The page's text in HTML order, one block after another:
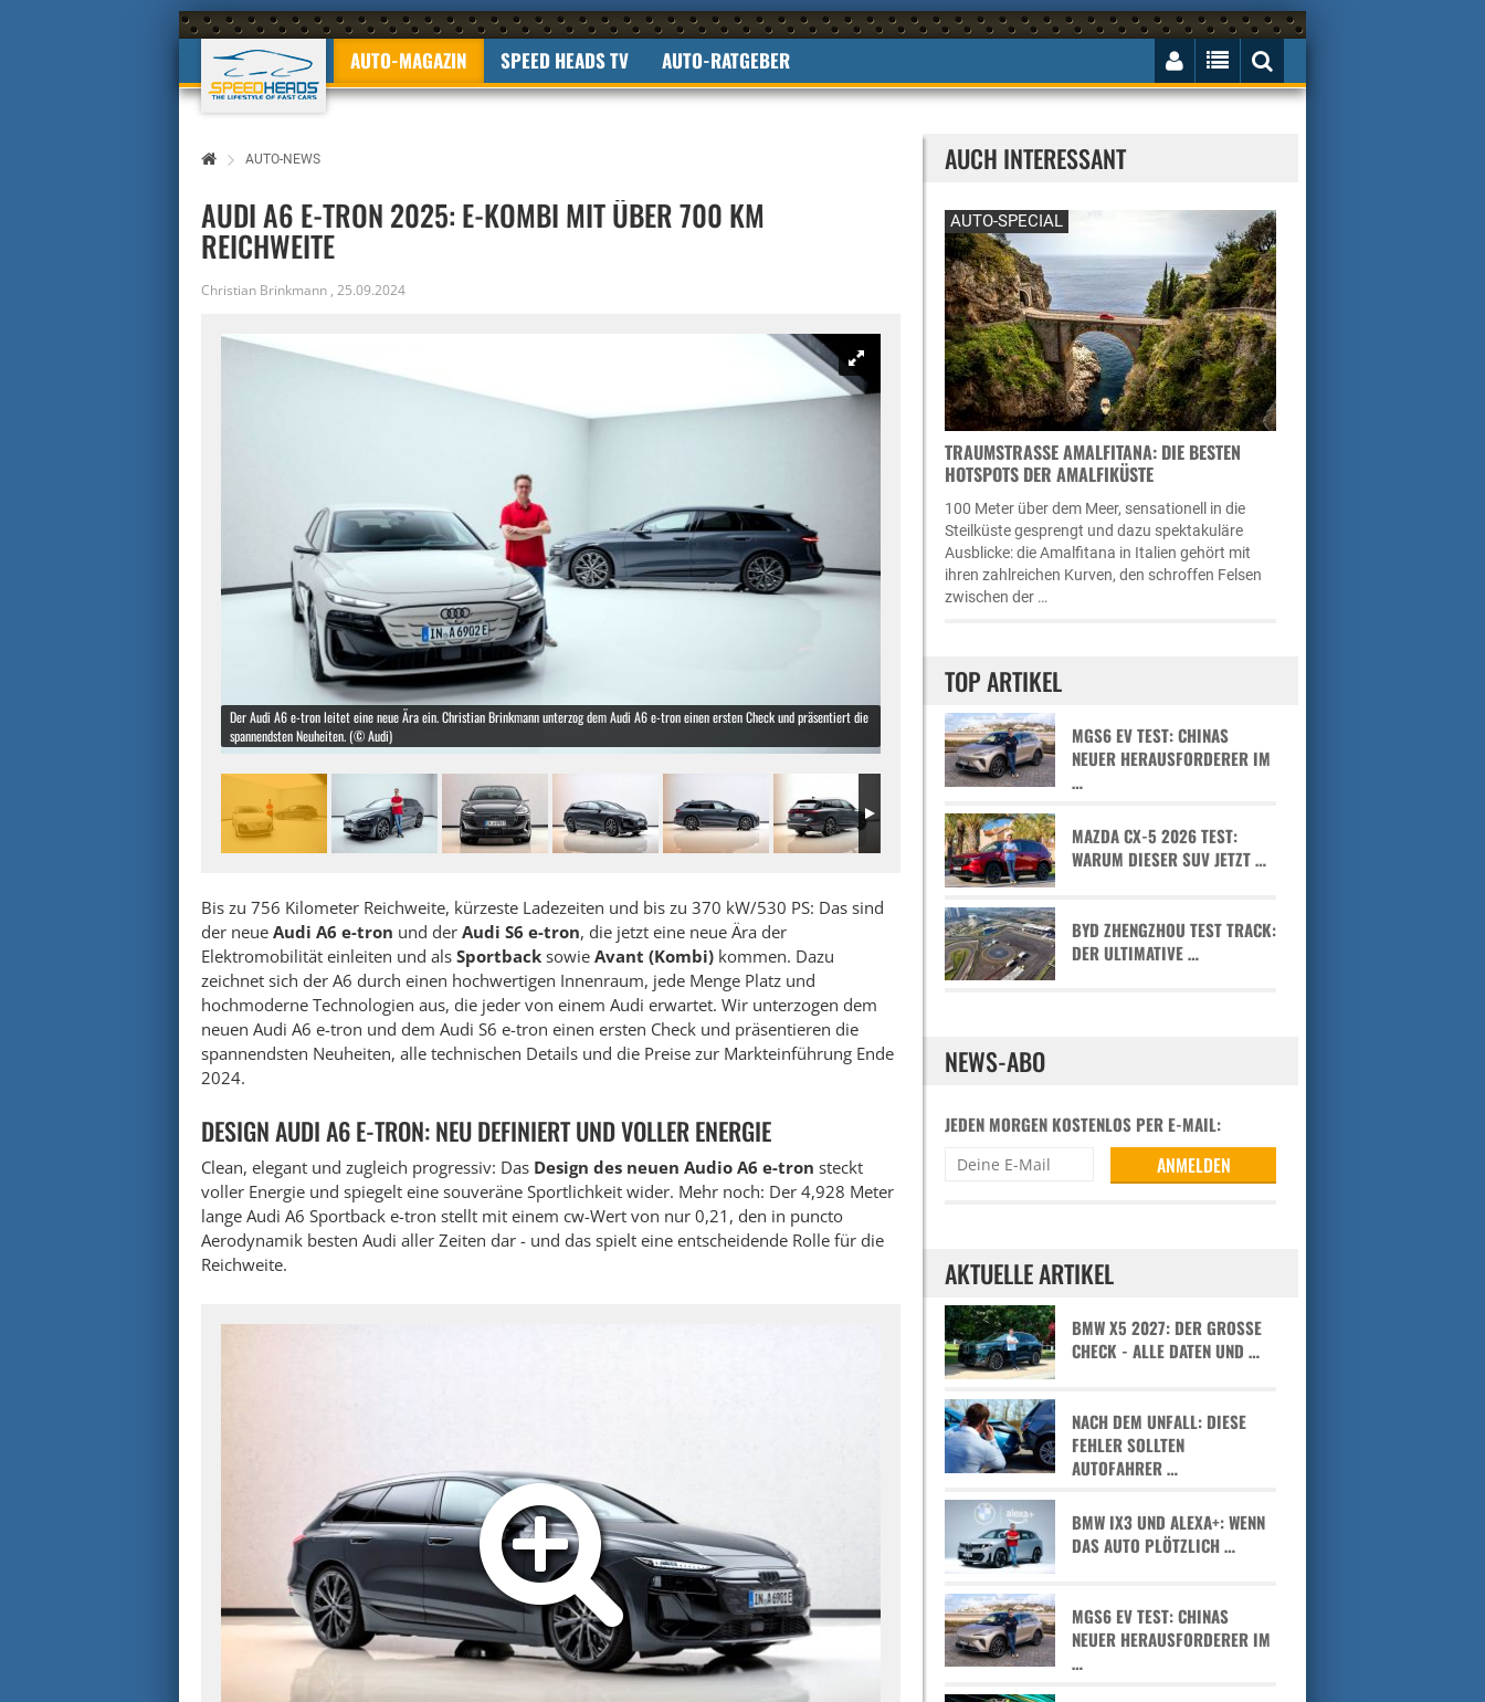
AUTO-MAGAZIN SPEED HEADS TV AUTO-RATGEBER
AUTO-NEWS
AUDI A6 E-TRON 2025: E-KOMBI MIT ÜBER 700 KM
REICHWEITE
Christian Brinkmann , 25.09.2024
Der Audi A6 e-tron leitet eine neue Ära ein. Christian Brinkmann unterzog dem Audi A6 e-tron einen ersten Check und präsentiert die
spannendsten Neuheiten. (© Audi)
Bis zu 756 Kilometer Reichweite, kürzeste Ladezeiten und bis zu 370 kW/530 PS: Das sind
der neue Audi A6 e-tron und der Audi S6 e-tron, die jetzt eine neue Ära der
Elektromobilität einleiten und als Sportback sowie Avant (Kombi) kommen. Dazu
zeichnet sich der A6 durch einen hochwertigen Innenraum, jede Menge Platz und
hochmoderne Technologien aus, die jeder von einem Audi erwartet. Wir unterzogen dem
neuen Audi A6 e-tron und dem Audi S6 e-tron einen ersten Check und präsentieren die
spannendsten Neuheiten, alle technischen Details und die Preise zur Markteinführung Ende
2024.
DESIGN AUDI A6 E-TRON: NEU DEFINIERT UND VOLLER ENERGIE
Clean, elegant und zugleich progressiv: Das Design des neuen Audio A6 e-tron steckt
voller Energie und spiegelt eine souveräne Sportlichkeit wider. Mehr noch: Der 4,928 Meter
lange Audi A6 Sportback e-tron stellt mit einem cw-Wert von nur 0,21, den in puncto
Aerodynamik besten Audi aller Zeiten dar - und das spielt eine entscheidende Rolle für die
Reichweite.
AUCH INTERESSANT
AUTO-SPECIAL
TRAUMSTRASSE AMALFITANA: DIE BESTEN H
OTSPOTS DER AMALFIKÜSTE
100 Meter über dem Meer, sensationell in die
Steilküste gesprengt und dazu spektakuläre
Ausblicke: die Amalfitana in Italien gehört mit
ihren zahlreichen Kurven, den schroffen Felsen
zwischen der …
TOP ARTIKEL
MGS6 EV TEST: CHINAS
NEUER HERAUSFORDERER IM
…
MAZDA CX-5 2026 TEST:
WARUM DIESER SUV JETZT …
BYD ZHENGZHOU TEST TRACK:
DER ULTIMATIVE …
NEWS-ABO
JEDEN MORGEN KOSTENLOS PER E-MAIL:
AKTUELLE ARTIKEL
BMW X5 2027: DER GROSSE C
HECK - ALLE DATEN UND …
NACH DEM UNFALL: DIESE
FEHLER SOLLTEN
AUTOFAHRER …
BMW IX3 UND ALEXA+: WENN
DAS AUTO PLÖTZLICH …
MGS6 EV TEST: CHINAS
NEUER HERAUSFORDERER IM
…